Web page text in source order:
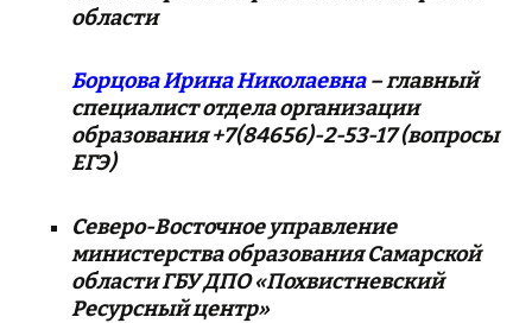
области
Борцова Ирина Николаевна– главный
специалист отдела организации
образования +7(84656)-2-53-17 (вопросы
ЕГЭ)
Северо-Восточное управление
министерства образования Самарской
областиГБУ ДПО «Похвистневский
Ресурсный центр»